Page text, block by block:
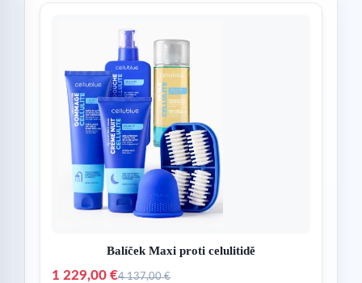
Balíček Maxi proti celulitidě
1 229,00 €4 137,00 €